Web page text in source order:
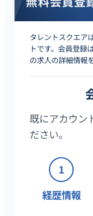
タレントスクエア
トです。会員登録
の求人の詳細情報
既にアカウン
ださい。
1
経歴情報